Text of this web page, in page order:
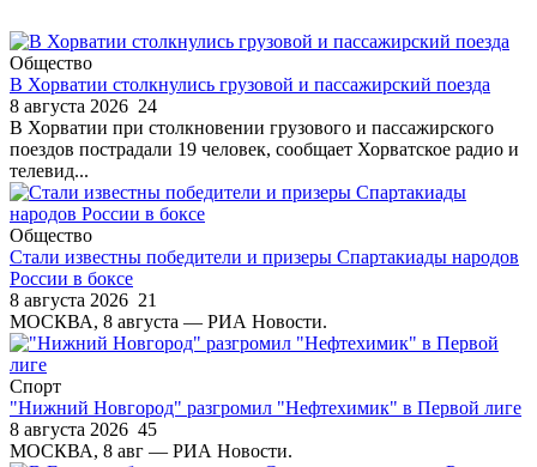
Общество
В Хорватии столкнулись грузовой и пассажирский поезда
8 августа 2026 24
В Хорватии при столкновении грузового и пассажирского
поездов пострадали 19 человек, сообщает Хорватское радио и
телевид...
Общество
Стали известны победители и призеры Спартакиады народов
России в боксе
8 августа 2026 21
МОСКВА, 8 августа — РИА Новости.
Спорт
"Нижний Новгород" разгромил "Нефтехимик" в Первой лиге
8 августа 2026 45
МОСКВА, 8 авг — РИА Новости.